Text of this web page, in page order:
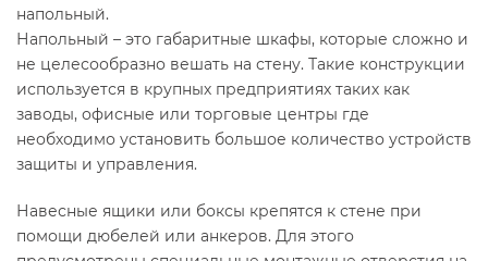
напольный.
Напольный – это габаритные шкафы, которые сложно и
не целесообразно вешать на стену. Такие конструкции
используется в крупных предприятиях таких как
заводы, офисные или торговые центры где
необходимо установить большое количество устройств
защиты и управления.
Навесные ящики или боксы крепятся к стене при
помощи дюбелей или анкеров. Для этого